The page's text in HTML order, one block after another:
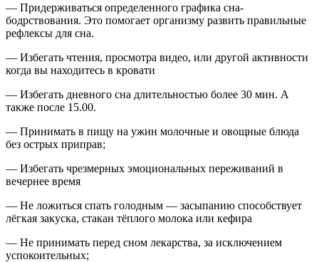
— Придерживаться определенного графика сна-
бодрствования. Это помогает организму развить правильные
рефлексы для сна.
— Избегать чтения, просмотра видео, или другой активности
когда вы находитесь в кровати
— Избегать дневного сна длительностью более 30 мин. А
также после 15.00.
— Принимать в пищу на ужин молочные и овощные блюда
без острых приправ;
— Избегать чрезмерных эмоциональных переживаний в
вечернее время
— Не ложиться спать голодным — засыпанию способствует
лёгкая закуска, стакан тёплого молока или кефира
— Не принимать перед сном лекарства, за исключением
успокоительных;